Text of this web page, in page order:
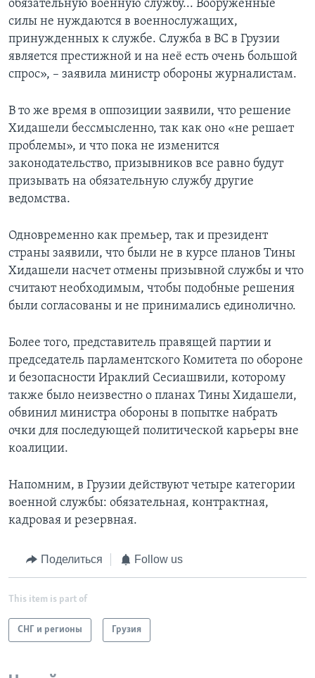
обязательную военную службу... Вооруженные
силы не нуждаются в военнослужащих,
принужденных к службе. Служба в ВС в Грузии
является престижной и на неё есть очень большой
спрос», – заявила министр обороны журналистам.
В то же время в оппозиции заявили, что решение
Хидашели бессмысленно, так как оно «не решает
проблемы», и что пока не изменится
законодательство, призывников все равно будут
призывать на обязательную службу другие
ведомства.
Одновременно как премьер, так и президент
страны заявили, что были не в курсе планов Тины
Хидашели насчет отмены призывной службы и что
считают необходимым, чтобы подобные решения
были согласованы и не принимались единолично.
Более того, представитель правящей партии и
председатель парламентского Комитета по обороне
и безопасности Ираклий Сесиашвили, которому
также было неизвестно о планах Тины Хидашели,
обвинил министра обороны в попытке набрать
очки для последующей политической карьеры вне
коалиции.
Напомним, в Грузии действуют четыре категории
военной службы: обязательная, контрактная,
кадровая и резервная.
Поделиться Follow us
This item is part of
СНГ и регионы Грузия